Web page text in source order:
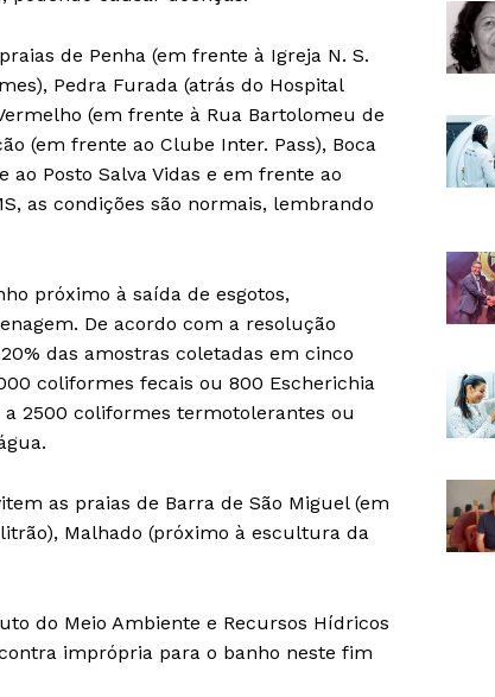
de Penha (em frente à Igreja N. S.
Pedra Furada (atrás do Hospital
(em frente à Rua Bartolomeu de
(em frente ao Clube Inter. Pass), Boca
ao Posto Salva Vidas e em frente ao
as condições são normais, lembrando
próximo à saída de esgotos,
De acordo com a resolução
das amostras coletadas em cinco
coliformes fecais ou 800 Escherichia
2500 coliformes termotolerantes ou
as praias de Barra de São Miguel (em
Malhado (próximo à escultura da
do Meio Ambiente e Recursos Hídricos
imprópria para o banho neste fim